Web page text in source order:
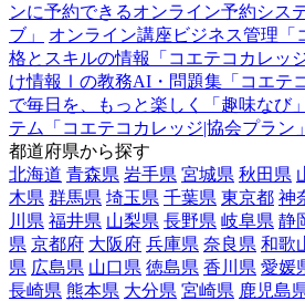
ンに予約できるオンライン予約シス
ブ」
オンライン講座ビジネス管理「
格とスキルの情報「コエテコカレッ
け情報Ⅰの教務AI・問題集「コエテコ
で毎日を、もっと楽しく「趣味なび」
テム「コエテコカレッジ|協会プラン」
都道府県から探す
北海道 青森県 岩手県 宮城県 秋田県
木県 群馬県 埼玉県 千葉県 東京都 神
川県 福井県 山梨県 長野県 岐阜県 静
県 京都府 大阪府 兵庫県 奈良県 和歌
県 広島県 山口県 徳島県 香川県 愛媛
長崎県 熊本県 大分県 宮崎県 鹿児島